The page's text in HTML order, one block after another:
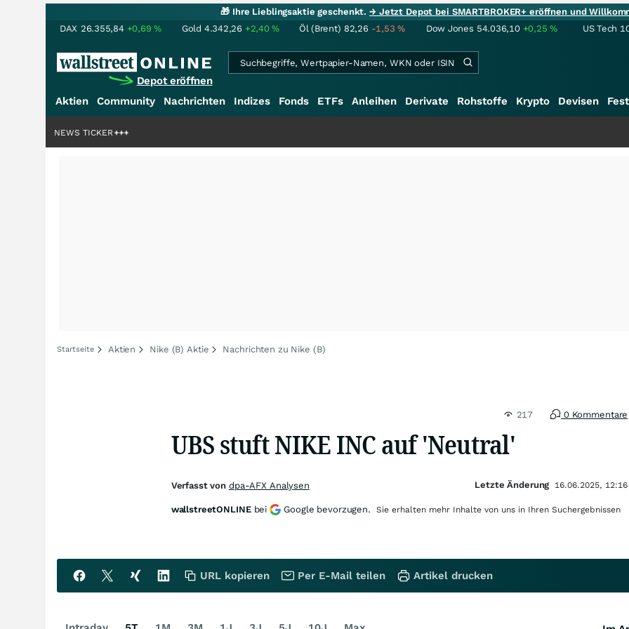
🎁 Ihre Lieblingsaktie geschenkt.→ Jetzt Depot bei SMARTBROKER+ eröffnen und
DAX 26.355,84 +0,69% Gold 4.342,26 +2,40% Öl (Brent) 82,26 -1,53% Dow Jones 54.036,10 +0,25% US Tech
Depot eröffnen
Aktien Community Nachrichten Indizes Fonds ETFs Anleihen Derivate Rohstoffe Krypto Devisen
+++
NEWS TICKER
Startseite Aktien Nike (B) Aktie Nachrichten zu Nike (B)
217 0 Kommentare
UBS stuft NIKE INC auf 'Neutral'
Verfasst von dpa-AFX Analysen Letzte Änderung 16.06.2025, 12:16
wallstreetONLINE bei Google bevorzugen. Sie erhalten mehr Inhalte von uns in Ihren Suchergebnissen
URL kopieren Per E-Mail teilen Artikel drucken